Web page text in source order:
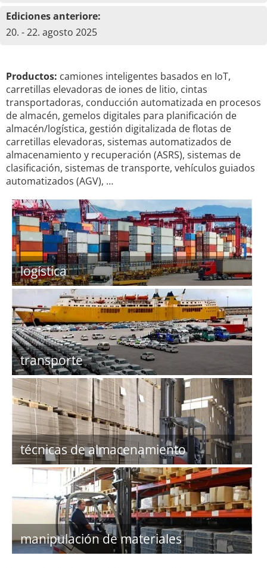
Ediciones anteriore:
20. - 22. agosto 2025
Productos: camiones inteligentes basados en IoT,
carretillas elevadoras de iones de litio, cintas
transportadoras, conducción automatizada en procesos
de almacén, gemelos digitales para planificación de
almacén/logística, gestión digitalizada de flotas de
carretillas elevadoras, sistemas automatizados de
almacenamiento y recuperación (ASRS), sistemas de
clasificación, sistemas de transporte, vehículos guiados
automatizados (AGV), …
logística
transporte
técnicas de almacenamiento
manipulación de materiales